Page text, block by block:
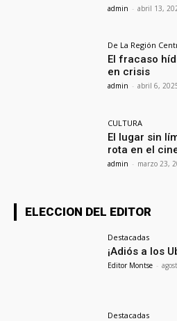
admin - abril 13,
De La Región
El fracaso
en crisis
admin - abril 6,
CULTURA
El lugar sin
rota en el
admin - marzo 23,
ELECCION DEL EDITOR
Destacadas
¡Adiós a los
Editor Montse -
Destacadas